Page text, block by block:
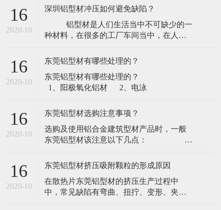
缸、传动带、驱动电机和切割机构，所述
述支架上设置有外壳，所述切割机构安装
于所述外壳内，所述外壳下端设置有进出
所述吸尘机构安
16
2020-10
深圳铝型材冲压如何避免缺陷？
​ 铝型材是人们生活当中不可缺少的一
种材料，在很多的工厂车间当中，在人们
常重要的地位。而工业铝型材是一种质地
较软的材料，所以在冲压生产的时候就会
很容易出现被损伤的现象，那么深圳铝型
材冲压如何避免缺陷？以下几点：
16
2020-10
东莞铝型材有哪些处理的？
​东莞铝型材有哪些处理的？
1、阳极氧化铝材 2、电泳
16
2020-10
东莞铝型材选购注意事项？
​选购及使用铝合金建筑型材产品时，一般
东莞铝型材该注意以下几点：
期、规格
16
2020-10
东莞铝型材挤压吸附颗粒的形成原因
​在散热片东莞铝型材的挤压生产过程中
中，常见缺陷有弯曲、扭拧、变形、夹渣